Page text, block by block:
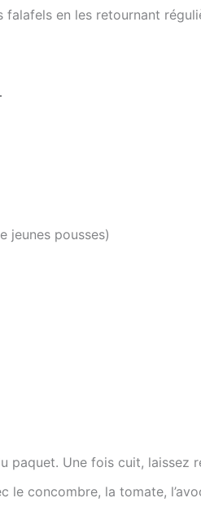
en les retournant
jeunes pousses)
paquet. Une fois cuit, laissez
concombre, la tomate,